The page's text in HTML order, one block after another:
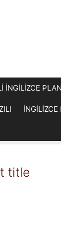
İNGİLİZCE
title